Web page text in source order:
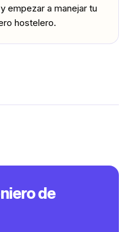
empezar a manejar tu
hostelero.
de